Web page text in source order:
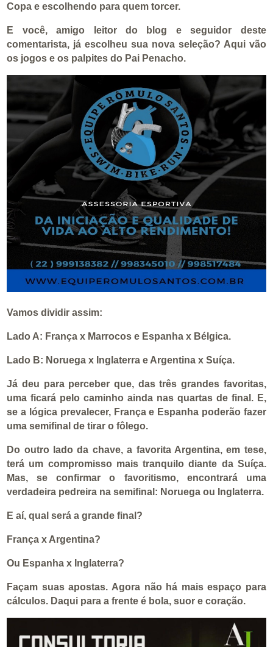
Copa e escolhendo para quem torcer.
E você, amigo leitor do blog e seguidor deste
comentarista, já escolheu sua nova seleção? Aqui vão
os jogos e os palpites do Pai Penacho.
Vamos dividir assim:
Lado A: França x Marrocos e Espanha x Bélgica.
Lado B: Noruega x Inglaterra e Argentina x Suíça.
Já deu para perceber que, das três grandes favoritas,
uma ficará pelo caminho ainda nas quartas de final. E,
se a lógica prevalecer, França e Espanha poderão fazer
uma semifinal de tirar o fôlego.
Do outro lado da chave, a favorita Argentina, em tese,
terá um compromisso mais tranquilo diante da Suíça.
Mas, se confirmar o favoritismo, encontrará uma
verdadeira pedreira na semifinal: Noruega ou Inglaterra.
E aí, qual será a grande final?
França x Argentina?
Ou Espanha x Inglaterra?
Façam suas apostas. Agora não há mais espaço para
cálculos. Daqui para a frente é bola, suor e coração.